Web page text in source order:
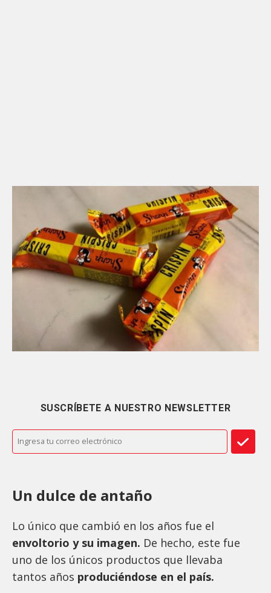
SUSCRÍBETE A NUESTRO NEWSLETTER
Un dulce de antaño
Lo único que cambió en los años fue el
envoltorio y su imagen. De hecho, este fue
uno de los únicos productos que llevaba
tantos años produciéndose en el país.